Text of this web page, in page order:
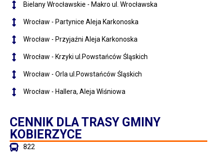
Bielany Wrocławskie - Makro ul. Wrocławska
Wrocław - Partynice Aleja Karkonoska
Wrocław - Przyjaźni Aleja Karkonoska
Wrocław - Krzyki ul.Powstańców Śląskich
Wrocław - Orla ul.Powstańców Śląskich
Wrocław - Hallera, Aleja Wiśniowa
CENNIK DLA TRASY GMINY
KOBIERZYCE
822